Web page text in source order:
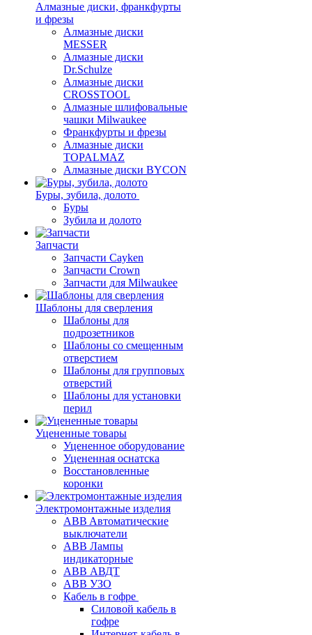
Алмазные диски, франкфурты
и фрезы
Алмазные диски
MESSER
Алмазные диски
Dr.Schulze
Алмазные диски
CROSSTOOL
Алмазные шлифовальные
чашки Milwaukee
Франкфурты и фрезы
Алмазные диски
TOPALMAZ
Алмазные диски BYCON
Буры, зубила, долото
Буры
Зубила и долото
Запчасти
Запчасти Cayken
Запчасти Crown
Запчасти для Milwaukee
Шаблоны для сверления
Шаблоны для
подрозетников
Шаблоны со смещенным
отверстием
Шаблоны для групповых
отверстий
Шаблоны для установки
перил
Уцененные товары
Уцененное оборудование
Уцененная оснатска
Восстановленные
коронки
Электромонтажные изделия
ABB Aвтоматические
выключатели
ABB Лампы
индикаторные
ABB АВДТ
ABB УЗО
Кабель в гофре
Силовой кабель в
гофре